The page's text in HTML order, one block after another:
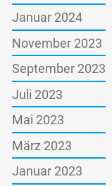
Januar 2024
November 2023
September 2023
Juli 2023
Mai 2023
März 2023
Januar 2023